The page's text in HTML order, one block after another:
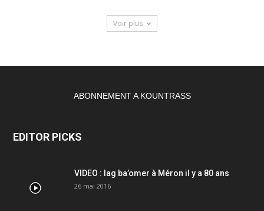
Voir plus
ABONNEMENT A KOUNTRASS
EDITOR PICKS
VIDEO : lag ba’omer à Méron il y a 80 ans
26 mai 2016